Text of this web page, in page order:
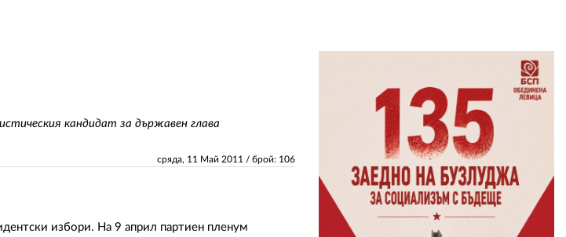
кандидат за държавен глава
сряда, 11 Май 2011 / брой: 106
избори. На 9 април партиен пленум
АВТОРИ
РЕДАКЦИЯ